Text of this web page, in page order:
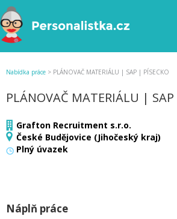
Nabídka práce > PLÁNOVAČ MATERIÁLU | SAP | PÍSECKO
PLÁNOVAČ MATERIÁLU |
Grafton Recruitment s.r.o.
České Budějovice (Jihočeský kraj)
Plný úvazek
Náplň práce